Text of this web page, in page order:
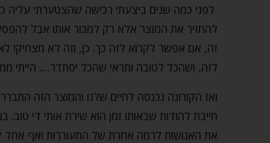
לפני כמה שנים ביצעתי רכישה שהצטערתי עליה
להחזיר את המוצר אלא רק למכור אותו אבל
זה, אם אפשר לקרוא לזה כך. כן, וזה לא מצחיק!
לזה, ושהכל לטובה ותראי שהכל יסתדר…. הייתי
ואז הקורונה נכנסה לחיים שלנו והמוצר הזה
חייבת להודות שבאותו זמן הוא שירת אותי די
את האנושות לרמה אחרת של התעוררות ואף אחד